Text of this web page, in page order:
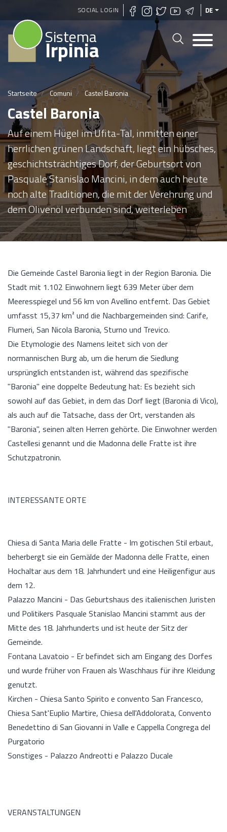
Direkt
zum
SOCIAL LOGIN DE
Sistema
Irpinia
Startseite Comuni Castel Baronia
Castel Baronia
Auf einem Hügel im Ufita-Tal, inmitten einer
herrlichen grünen Landschaft, liegt ein hübsches,
geschichtsträchtiges Dorf, der Geburtsort von
Pasquale Stanislao Mancini, in dem auch heute
noch alte Traditionen, die mit der Verehrung und
dem Olivenöl verbunden sind, weiterleben
Die Gemeinde Castel Baronia liegt in der Region Baronia. Die
Stadt mit 1.102 Einwohnern liegt 639 Meter über dem
Meeresspiegel und 56 km von Avellino entfernt. Das Gebiet
umfasst 15,37 km² und die Nachbargemeinden sind: Carife,
Flumeri, San Nicola Baronia, Sturno und Trevico.
Die Etymologie des Namens leitet sich von der
normannischen Burg ab, um die herum die Siedlung
ursprünglich entstanden ist, während das spezifische
"Baronia" eine doppelte Bedeutung hat: Es bezieht sich
sowohl auf das Gebiet, in dem das Dorf liegt (Baronia di Vico),
als auch auf die Tatsache, dass der Ort, verstanden als
"Baronia", seinen alten Herren gehörte. Die Einwohner werden
Castellesi genannt und die Madonna delle Fratte ist ihre
Schutzpatronin.
INTERESSANTE ORTE
Chiesa di Santa Maria delle Fratte - Im gotischen Stil erbaut,
beherbergt sie ein Gemälde der Madonna delle Fratte, einen
Hochaltar aus dem 18. Jahrhundert und eine Heiligenfigur aus
dem 12.
Palazzo Mancini - Das Geburtshaus des italienischen Juristen
und Politikers Pasquale Stanislao Mancini stammt aus der
Mitte des 18. Jahrhunderts und ist heute der Sitz der
Gemeinde.
Fontana Lavatoio - Er befindet sich am Eingang des Dorfes
und wurde früher von Frauen als Waschhaus für ihre Kleidung
genutzt.
Kirchen - Chiesa Santo Spirito e convento San Francesco,
Chiesa Sant'Euplio Martire, Chiesa dell'Addolorata, Convento
Benedettino di San Giovanni in Valle e Cappella Congrega del
Purgatorio
Sonstiges - Palazzo Andreotti e Palazzo Ducale
VERANSTALTUNGEN